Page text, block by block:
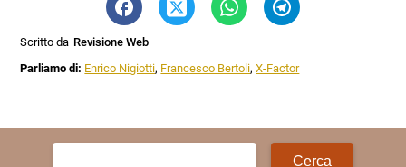
Scritto da Revisione Web
Parliamo di: Enrico Nigiotti, Francesco Bertoli,X-Factor
Ricerca